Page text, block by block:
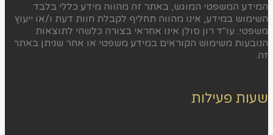
המידע המשפטי המוגש, באתר זה מהווה מידע כללי בלבד.
השימוש במידע, אינו מהווה תחליף לקבלת חוות דעת ו/או ייעוץ
משפטי. עו"ד רון סולן אינו אחראי בצורה כלשהי לתוצאות
הנובעות משימוש הקוראים במידע משפטי או אחר שניתן באתר
זה.
שעות פעילות